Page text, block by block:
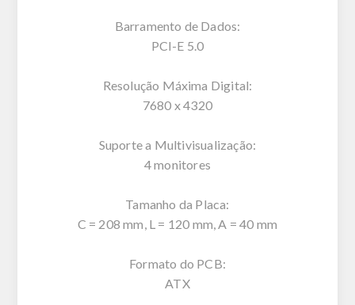
Barramento de Dados:
PCI-E 5.0
Resolução Máxima Digital:
7680 x 4320
Suporte a Multivisualização:
4 monitores
Tamanho da Placa:
C = 208 mm, L = 120 mm, A = 40 mm
Formato do PCB:
ATX